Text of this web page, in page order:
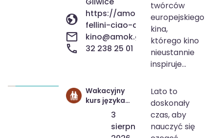
https://amok.gliwice.pl/
fellini-ciao-a-tutti-przeglad-
kino@amok.gliwice.pl
32 238 25 01
twórców
europejskiego
kina,
którego kino
nieustannie
inspiruje...
10:00
Wakacyjny
kurs języka
angielskiego
dla Seniorów
3
sierpnia
Lato to
doskonały
czas, aby
nauczyć się